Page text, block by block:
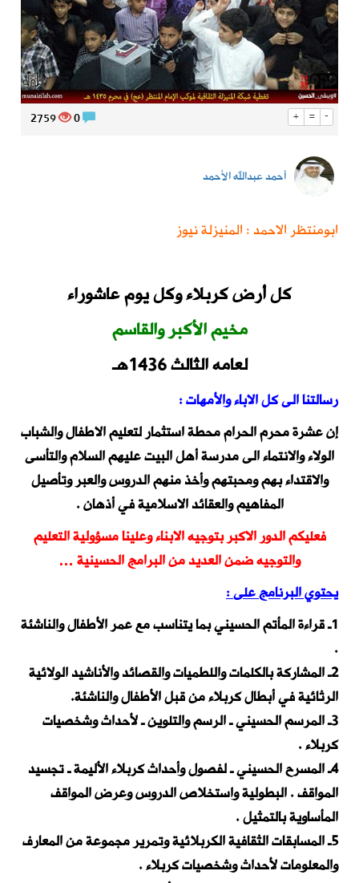
+ = -
2759
أحمد عبدالله الأحمد
ابومنتظر الاحمد : المنيزلة نيوز
كل أرض كربلاء وكل يوم عاشوراء
مخيم الأكبر والقاسم
لعامه الثالث 1436هـ
رسالتنا الى كل الاباء والأمهات :
إن عشرة محرم الحرام محطة استثمار لتعليم الاطفال والشباب
الولاء والانتماء الى مدرسة أهل البيت عليهم السلام والتأسى
والاقتداء بهم ومحبتهم وأخذ منهم الدروس والعبر وتأصيل
المفاهيم والعقائد الاسلامية في أذهان .
فعليكم الدور الاكبر بتوجيه الابناء وعلينا مسؤولية التعليم
والتوجيه ضمن العديد من البرامج الحسينية …
يحتوي البرنامج على:
1ـ قراءة المأتم الحسيني بمايتناسب مع عمر الأطفال والناشئة
.
2ـ المشاركة بالكلمات واللطميات والقصائد والأناشيد الولائية
الرثائية فيأبطال كربلاء من قبل الأطفال والناشئة.
3ـ المرسم الحسيني ـ الرسم والتلوين ـ لأحداث وشخصيات
كربلاء.
4ـ المسرح الحسينيـ لفصول وأحداث كربلاء الأليمة ـ تجسيد
المواقف . البطولية واستخلاص الدروس وعرضالمواقف
المأساوية بالتمثيل.
5ـ المسابقات الثقافية الكربلائية وتمرير مجموعة من المعارف
والمعلوماتلأحداث وشخصيات كربلاء.